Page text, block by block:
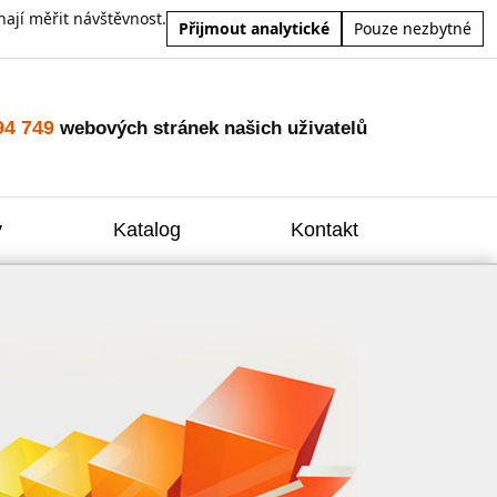
měřit návštěvnost.
Přijmout analytické Pouze nezbytné
749 webových stránek našich uživatelů
Katalog Kontakt